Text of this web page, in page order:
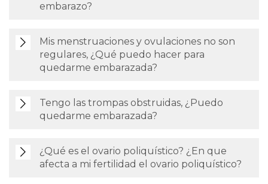
embarazo?
Mis menstruaciones y ovulaciones no son
regulares, ¿Qué puedo hacer para
quedarme embarazada?
Tengo las trompas obstruidas, ¿Puedo
quedarme embarazada?
¿Qué es el ovario poliquístico? ¿En que
afecta a mi fertilidad el ovario poliquístico?